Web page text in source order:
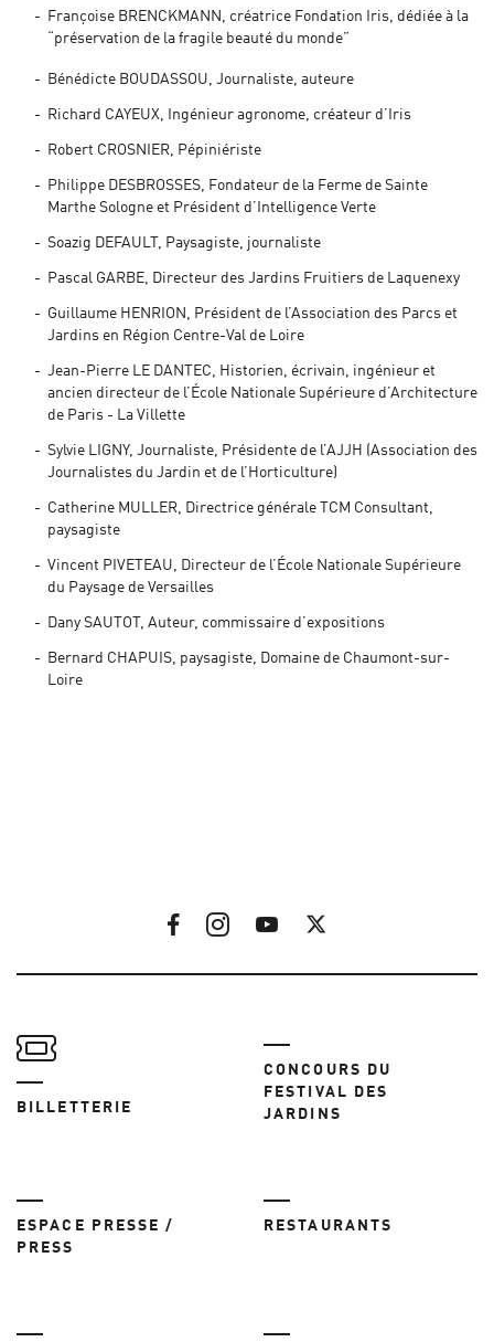
Françoise BRENCKMANN, créatrice Fondation Iris, dédiée à la
“préservation de la fragile beauté du monde”
Bénédicte BOUDASSOU, Journaliste, auteure
Richard CAYEUX, Ingénieur agronome, créateur d’Iris
Robert CROSNIER, Pépiniériste
Philippe DESBROSSES, Fondateur de la Ferme de Sainte
Marthe Sologne et Président d’Intelligence Verte
Soazig DEFAULT, Paysagiste, journaliste
Pascal GARBE, Directeur des Jardins Fruitiers de Laquenexy
Guillaume HENRION, Président de l’Association des Parcs et
Jardins en Région Centre-Val de Loire
Jean-Pierre LE DANTEC, Historien, écrivain, ingénieur et
ancien directeur de l’École Nationale Supérieure d’Architecture
de Paris - La Villette
Sylvie LIGNY, Journaliste, Présidente de l’AJJH (Association des
Journalistes du Jardin et de l’Horticulture)
Catherine MULLER, Directrice générale TCM Consultant,
paysagiste
Vincent PIVETEAU, Directeur de l’École Nationale Supérieure
du Paysage de Versailles
Dany SAUTOT, Auteur, commissaire d’expositions
Bernard CHAPUIS, paysagiste, Domaine de Chaumont-sur-
Loire
BILLETTERIE
CONCOURS DU
FESTIVAL DES
JARDINS
ESPACE PRESSE /
PRESS
RESTAURANTS